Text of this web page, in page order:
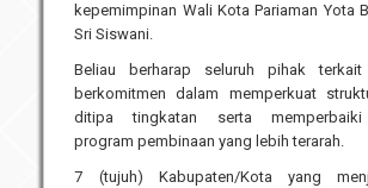
kepemimpinan Wali Kota Pariaman Yota
Sri Siswani.
Beliau berharap seluruh pihak
berkomitmen dalam memperkuat
ditipa tingkatan serta memperbaiki
program pembinaan yang lebih terarah.
7 (tujuh) Kabupaten/Kota yang